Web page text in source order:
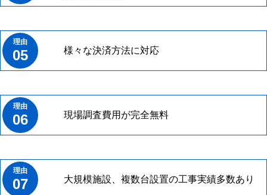
05 様々な決済方法に対応
06 現場調査費用が完全無料
07 大規模施設、複数台設置の工事実績多数あり